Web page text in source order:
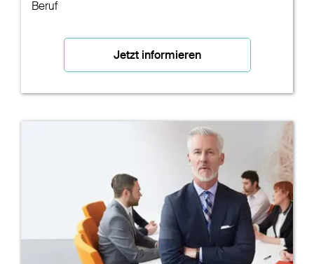
Beruf
Jetzt informieren